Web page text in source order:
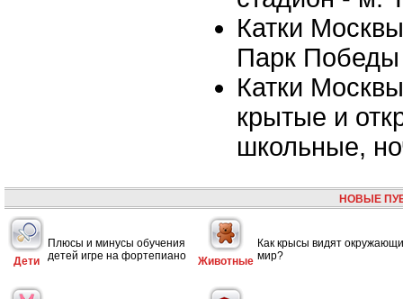
Катки
Парк Победы
Катки
крытые и
школьные,
НОВЫЕ
Дети
Плюсы и минусы обучения
детей игре на фортепиано
Животные
Как крысы видят
мир?